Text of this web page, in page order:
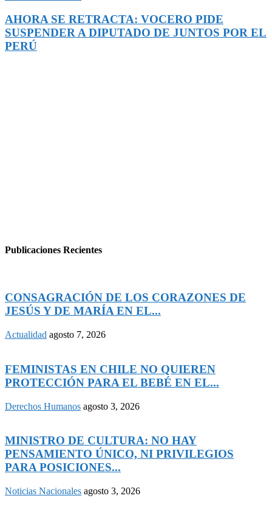
AHORA SE RETRACTA: VOCERO PIDE
SUSPENDER A DIPUTADO DE JUNTOS POR EL
PERÚ
Publicaciones Recientes
CONSAGRACIÓN DE LOS CORAZONES DE
JESÚS Y DE MARÍA EN EL...
Actualidad agosto 7, 2026
FEMINISTAS EN CHILE NO QUIEREN
PROTECCIÓN PARA EL BEBÉ EN EL...
Derechos Humanos agosto 3, 2026
MINISTRO DE CULTURA: NO HAY
PENSAMIENTO ÚNICO, NI PRIVILEGIOS
PARA POSICIONES...
Noticias Nacionales agosto 3, 2026